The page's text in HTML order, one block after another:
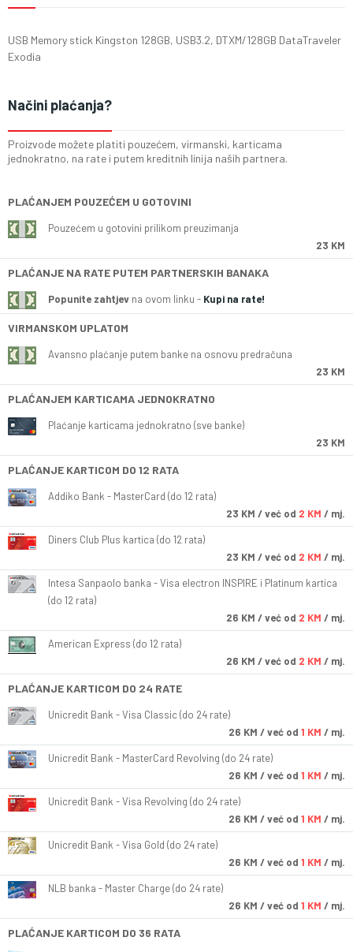
USB Memory stick Kingston 128GB, USB3.2, DTXM/128GB DataTraveler
Exodia
Načini plaćanja?
Proizvode možete platiti pouzećem, virmanski, karticama
jednokratno, na rate i putem kreditnih linija naših partnera.
PLAĆANJEM POUZEĆEM U GOTOVINI
Pouzećem u gotovini prilikom preuzimanja
23 KM
PLAĆANJE NA RATE PUTEM PARTNERSKIH BANAKA
Popunite zahtjev na ovom linku - Kupi na rate!
VIRMANSKOM UPLATOM
Avansno plaćanje putem banke na osnovu predračuna
23 KM
PLAĆANJEM KARTICAMA JEDNOKRATNO
Plaćanje karticama jednokratno (sve banke)
23 KM
PLAĆANJE KARTICOM DO 12 RATA
Addiko Bank - MasterCard (do 12 rata)
23 KM / već od 2 KM / mj.
Diners Club Plus kartica (do 12 rata)
23 KM / već od 2 KM / mj.
Intesa Sanpaolo banka - Visa electron INSPIRE i Platinum kartica
(do 12 rata)
26 KM / već od 2 KM / mj.
American Express (do 12 rata)
26 KM / već od 2 KM / mj.
PLAĆANJE KARTICOM DO 24 RATE
Unicredit Bank - Visa Classic (do 24 rate)
26 KM / već od 1 KM / mj.
Unicredit Bank - MasterCard Revolving (do 24 rate)
26 KM / već od 1 KM / mj.
Unicredit Bank - Visa Revolving (do 24 rate)
26 KM / već od 1 KM / mj.
Unicredit Bank - Visa Gold (do 24 rate)
26 KM / već od 1 KM / mj.
NLB banka - Master Charge (do 24 rate)
26 KM / već od 1 KM / mj.
PLAĆANJE KARTICOM DO 36 RATA